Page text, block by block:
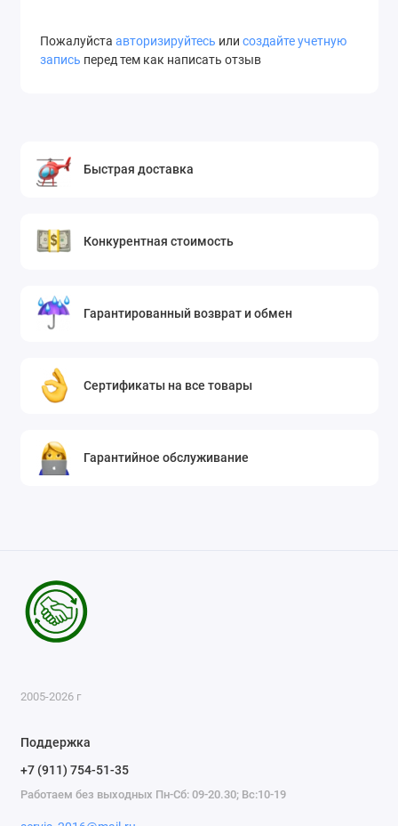
Пожалуйста авторизируйтесь или создайте учетную
запись перед тем как написать отзыв
Быстрая доставка
Конкурентная стоимость
Гарантированный возврат и обмен
Сертификаты на все товары
Гарантийное обслуживание
2005-2026 г
Поддержка
+7 (911) 754-51-35
Работаем без выходных Пн-Сб: 09-20.30; Вс:10-19